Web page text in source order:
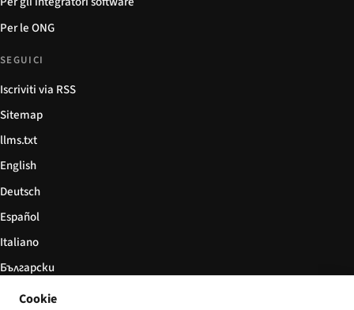
Per le ONG
SEGUICI
Iscriviti via RSS
Sitemap
llms.txt
English
Deutsch
Español
Italiano
Български
简体中文
Cookie